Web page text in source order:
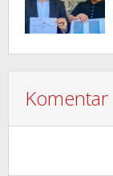
Komentar